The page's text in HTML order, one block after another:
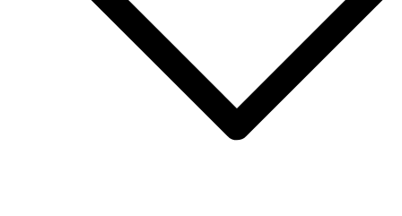
신문공고 #부천신문공고 #광명신문공고 #시흥신문공고 #안산
신문공고 #안양신문공고 #의왕신문공고 #과천신문공고 #성남
신문공고 #광주시신문공고 #광주신문공고 #경기도광주신문공
고 #양평신문공고 #여주신문공고 #이천신문공고 #용인신문공
고 #수원신문공고 #화성신문공고 #오산신문공고 #인천신문공
고 #평택신문공고 #안성신문공고 #대부도신문공고 #제부도신
문공고 #오이도신문공고 #서울신문공고 #강서구신문공고 #양
천구신문공고 #구로구신문공고 #영등포구신문공고 #금천구신